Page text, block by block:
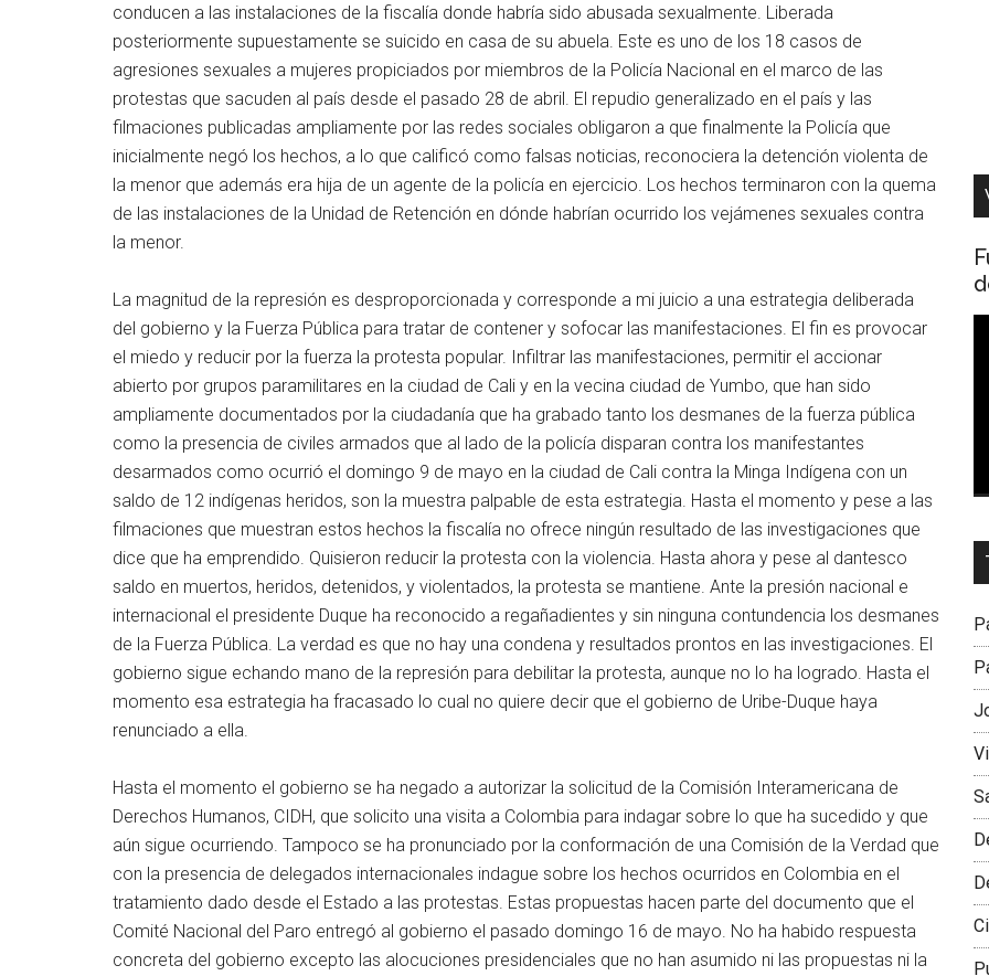
conducen a las instalaciones de la fiscalía donde habría sido abusada sexualmente. Liberada
posteriormente supuestamente se suicido en casa de su abuela. Este es uno de los 18 casos de
agresiones sexuales a mujeres propiciados por miembros de la Policía Nacional en el marco de las
protestas que sacuden al país desde el pasado 28 de abril. El repudio generalizado en el país y las
filmaciones publicadas ampliamente por las redes sociales obligaron a que finalmente la Policía que
inicialmente negó los hechos, a lo que calificó como falsas noticias, reconociera la detención violenta de
la menor que además era hija de un agente de la policía en ejercicio. Los hechos terminaron con la quema
de las instalaciones de la Unidad de Retención en dónde habrían ocurrido los vejámenes sexuales contra
la menor.
La magnitud de la represión es desproporcionada y corresponde a mi juicio a una estrategia deliberada
del gobierno y la Fuerza Pública para tratar de contener y sofocar las manifestaciones. El fin es provocar
el miedo y reducir por la fuerza la protesta popular. Infiltrar las manifestaciones, permitir el accionar
abierto por grupos paramilitares en la ciudad de Cali y en la vecina ciudad de Yumbo, que han sido
ampliamente documentados por la ciudadanía que ha grabado tanto los desmanes de la fuerza pública
como la presencia de civiles armados que al lado de la policía disparan contra los manifestantes
desarmados como ocurrió el domingo 9 de mayo en la ciudad de Cali contra la Minga Indígena con un
saldo de 12 indígenas heridos, son la muestra palpable de esta estrategia. Hasta el momento y pese a las
filmaciones que muestran estos hechos la fiscalía no ofrece ningún resultado de las investigaciones que
dice que ha emprendido. Quisieron reducir la protesta con la violencia. Hasta ahora y pese al dantesco
saldo en muertos, heridos, detenidos, y violentados, la protesta se mantiene. Ante la presión nacional e
internacional el presidente Duque ha reconocido a regañadientes y sin ninguna contundencia los desmanes
de la Fuerza Pública. La verdad es que no hay una condena y resultados prontos en las investigaciones. El
gobierno sigue echando mano de la represión para debilitar la protesta, aunque no lo ha logrado. Hasta el
momento esa estrategia ha fracasado lo cual no quiere decir que el gobierno de Uribe-Duque haya
renunciado a ella.
Hasta el momento el gobierno se ha negado a autorizar la solicitud de la Comisión Interamericana de
Derechos Humanos, CIDH, que solicito una visita a Colombia para indagar sobre lo que ha sucedido y que
aún sigue ocurriendo. Tampoco se ha pronunciado por la conformación de una Comisión de la Verdad que
con la presencia de delegados internacionales indague sobre los hechos ocurridos en Colombia en el
tratamiento dado desde el Estado a las protestas. Estas propuestas hacen parte del documento que el
Comité Nacional del Paro entregó al gobierno el pasado domingo 16 de mayo. No ha habido respuesta
concreta del gobierno excepto las alocuciones presidenciales que no han asumido ni las propuestas ni la